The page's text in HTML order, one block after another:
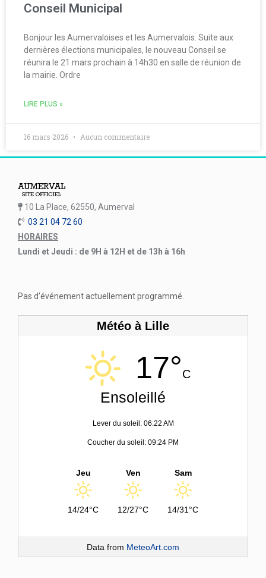
Conseil Municipal
Bonjour les Aumervaloises et les Aumervalois. Suite aux
dernières élections municipales, le nouveau Conseil se
réunira le 21 mars prochain à 14h30 en salle de réunion de
la mairie. Ordre
LIRE PLUS »
16 mars 2026 Aucun commentaire
10 La Place, 62550, Aumerval
03 21 04 72 60
HORAIRES
Lundi et Jeudi : de 9H à 12H et de 13h à 16h
Pas d'événement actuellement programmé.
Météo à Lille
17°C
Ensoleillé
Lever du soleil: 06:22 AM
Coucher du soleil: 09:24 PM
Jeu
14/24°C
Ven
12/27°C
Sam
14/31°C
Data from MeteoArt.com